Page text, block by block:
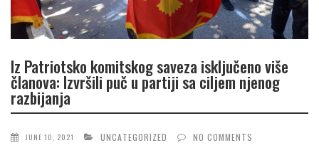
Iz Patriotsko komitskog saveza isključeno više
članova: Izvršili puč u partiji sa ciljem njenog
razbijanja
JUNE 10, 2021 UNCATEGORIZED NO COMMENTS